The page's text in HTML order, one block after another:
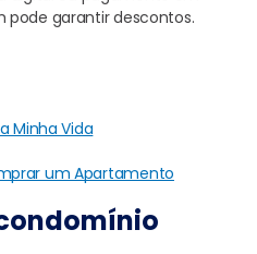
pode garantirdescontos.
Minha Vida
um Apartamento
ondomínio